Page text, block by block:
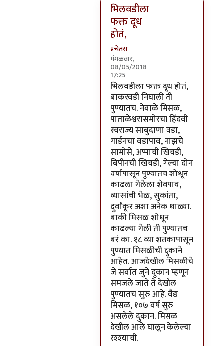
भिलवडीला
फक्त दूध
होतं,
प्रचेतस
मंगळवार,
08/05/2018
17:25
In reply toकुठाय ती? म्हणजे आहे
भिलवडीला फक्त दूध होतं,
बाकरवडी निघाली ती
पुण्यातच. नेवाळे मिसळ,
पाताळेश्वरासमोरचा हिंदवी
स्वराज्य साबुदाणा वडा,
गार्डनचा वडापाव, नाझचे
सामोसे, अप्पाची खिचडी,
बिपीनची खिचडी, गेल्या दोन
वर्षापासून पुण्यातच शोधून
काढला गेलेला शेवपाव,
व्यासांची भेळ, सुकांता,
दुर्वांकूर अशा अनेक थाळ्या.
बाकी मिसळ शोधून
काढल्या गेली ती पुण्यातच
बरं का. १८ व्या शतकापासून
पुण्यात मिसळीची दुकाने
आहेत. आजदेखील मिसळीचे
जे सर्वात जुने दुकान म्हणून
समजले जाते ते देखील
पुण्यातच सुरु आहे. वैद्य
मिसळ, १०७ वर्ष सुरु
असलेले दुकान. मिसळ
देखील आले घालून केलेल्या
रश्श्याची.